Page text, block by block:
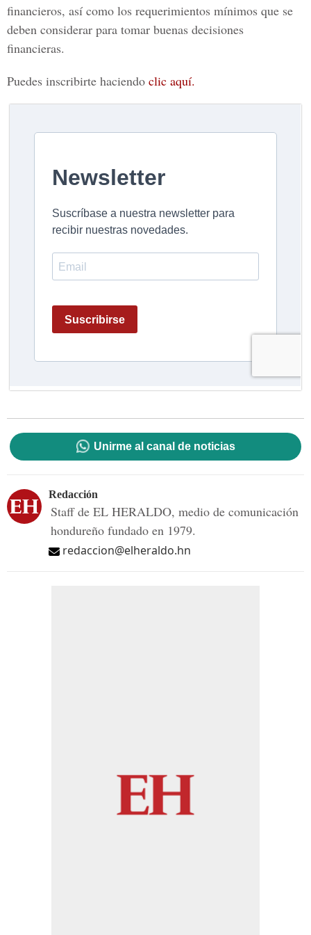
financieros, así como los requerimientos mínimos que se
deben considerar para tomar buenas decisiones
financieras.
Puedes inscribirte haciendo clic aquí.
Unirme al canal de noticias
Redacción
Staff de EL HERALDO, medio de comunicación
hondureño fundado en 1979.
redaccion@elheraldo.hn